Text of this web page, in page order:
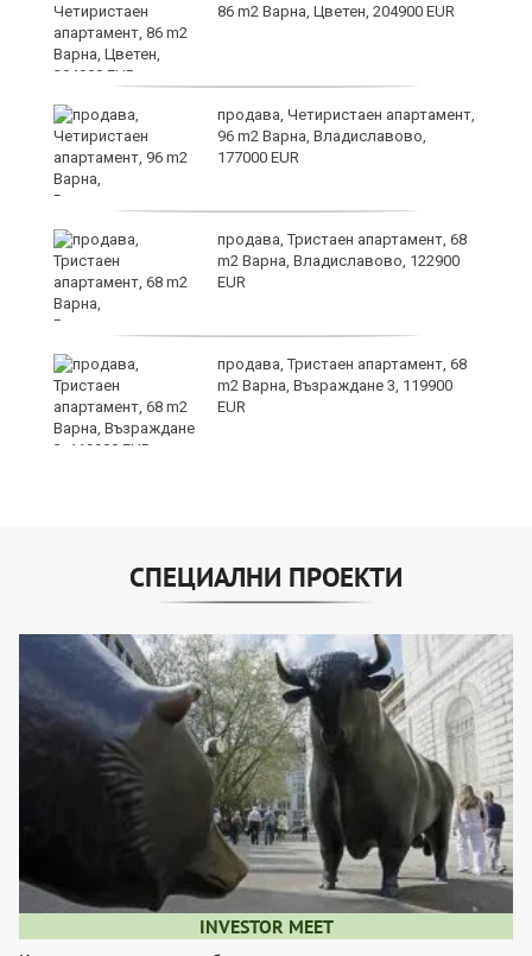
86 m2 Варна, Цветен, 204900 EUR
продава, Четиристаен апартамент,
96 m2 Варна, Владиславово,
177000 EUR
продава, Тристаен апартамент, 68
m2 Варна, Владиславово, 122900
EUR
продава, Тристаен апартамент, 68
m2 Варна, Възраждане 3, 119900
EUR
СПЕЦИАЛНИ ПРОЕКТИ
INVESTOR MEET